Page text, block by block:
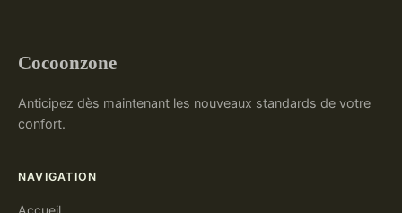
Cocoonzone
Anticipez dès maintenant les nouveaux standards de votre
confort.
NAVIGATION
Accueil